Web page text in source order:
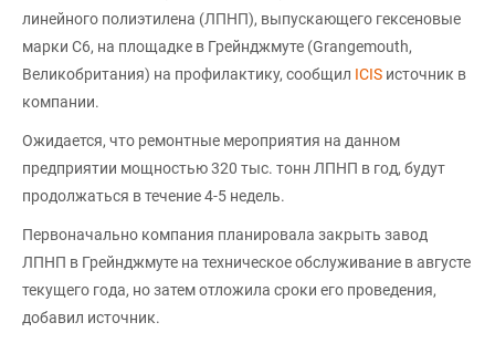
линейного полиэтилена (ЛПНП), выпускающего гексеновые
марки С6, на площадке в Грейнджмуте (Grangemouth,
Великобритания) на профилактику, сообщил ICIS источник в
компании.
Ожидается, что ремонтные мероприятия на данном
предприятии мощностью 320 тыс. тонн ЛПНП в год, будут
продолжаться в течение 4-5 недель.
Первоначально компания планировала закрыть завод
ЛПНП в Грейнджмуте на техническое обслуживание в августе
текущего года, но затем отложила сроки его проведения,
добавил источник.